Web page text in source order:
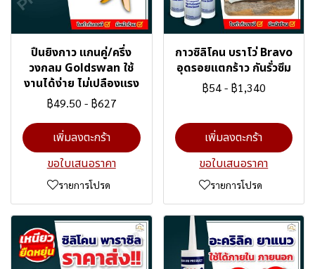
ปืนยิงกาว แกนคู่/ครึ่ง
วงกลม Goldswan ใช้
งานได้ง่าย ไม่เปลืองแรง
฿49.50 - ฿627
เพิ่มลงตะกร้า
ขอใบเสนอราคา
รายการโปรด
กาวซิลิโคน บราโว่ Bravo
อุดรอยแตกร้าว กันรั่วซึม
฿54- ฿1,340
เพิ่มลงตะกร้า
ขอใบเสนอราคา
รายการโปรด